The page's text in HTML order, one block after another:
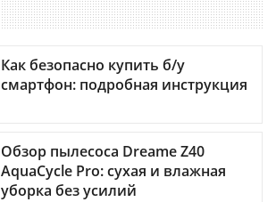
Как безопасно купить б/у
смартфон: подробная инструкция
Обзор пылесоса Dreame Z40
AquaCycle Pro: сухая и влажная
уборка без усилий